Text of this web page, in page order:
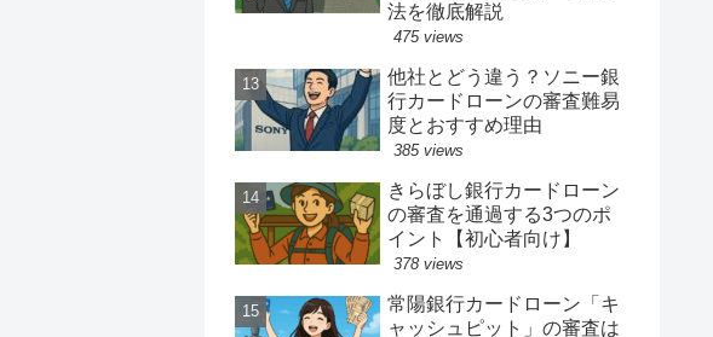
法を徹底解説
475 views
他社とどう違う？ソニー銀
行カードローンの審査難易
度とおすすめ理由
385 views
きらぼし銀行カードローン
の審査を通過する3つのポ
イント【初心者向け】
378 views
常陽銀行カードローン「キ
ャッシュピット」の審査は